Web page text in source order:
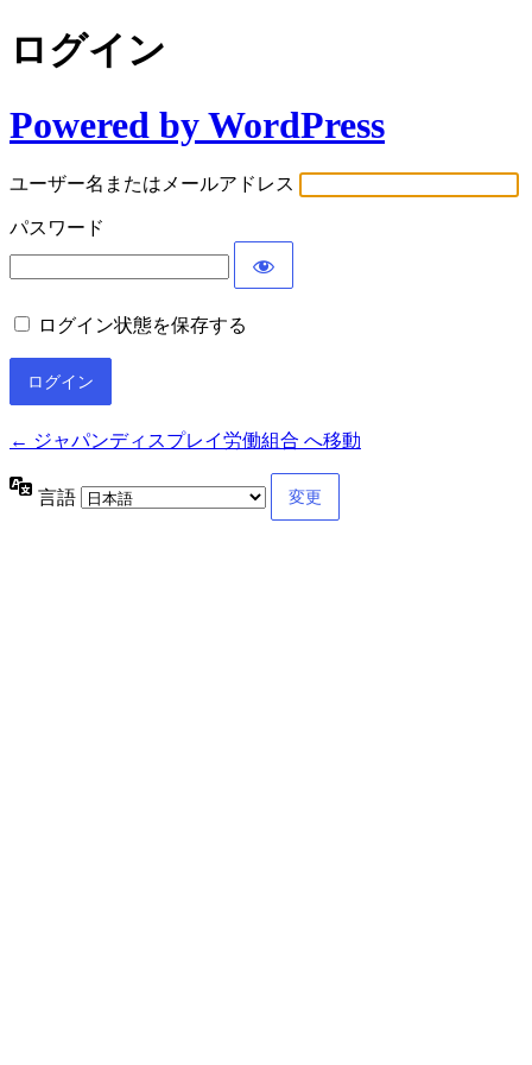
ログイン
Powered by WordPress
ユーザー名またはメールアドレス
パスワード
ログイン状態を保存する
← ジャパンディスプレイ労働組合 へ移動
言語